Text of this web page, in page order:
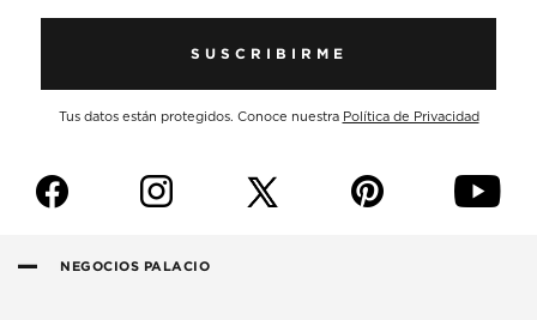
SUSCRIBIRME
Tus datos están protegidos. Conoce nuestra Política de Privacidad
f i p y
NEGOCIOS PALACIO